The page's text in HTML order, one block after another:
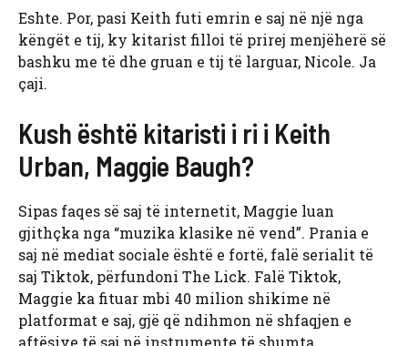
Eshte. Por, pasi Keith futi emrin e saj në një nga
këngët e tij, ky kitarist filloi të prirej menjëherë së
bashku me të dhe gruan e tij të larguar, Nicole. Ja
çaji.
Kush është kitaristi i ri i Keith
Urban, Maggie Baugh?
Sipas faqes së saj të internetit, Maggie luan
gjithçka nga “muzika klasike në vend”. Prania e
saj në mediat sociale është e fortë, falë serialit të
saj Tiktok, përfundoni The Lick. Falë Tiktok,
Maggie ka fituar mbi 40 milion shikime në
platformat e saj, gjë që ndihmon në shfaqjen e
aftësive të saj në instrumente të shumta.